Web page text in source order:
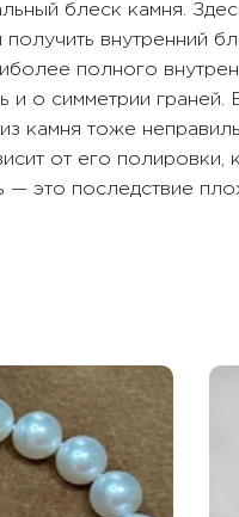
блеск камня.
внутренний
полного
и о симметрии
камня тоже
от его
— это последствие